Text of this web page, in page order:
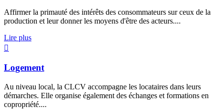
Affirmer la primauté des intérêts des consommateurs sur ceux de la
production et leur donner les moyens d'être des acteurs....
Lire plus
Logement
Au niveau local, la CLCV accompagne les locataires dans leurs
démarches. Elle organise également des échanges et formations en
copropriété....